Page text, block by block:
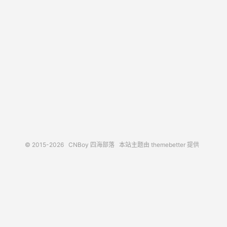
© 2015-2026 CNBoy 四海部落 本站主题由 themebetter 提供